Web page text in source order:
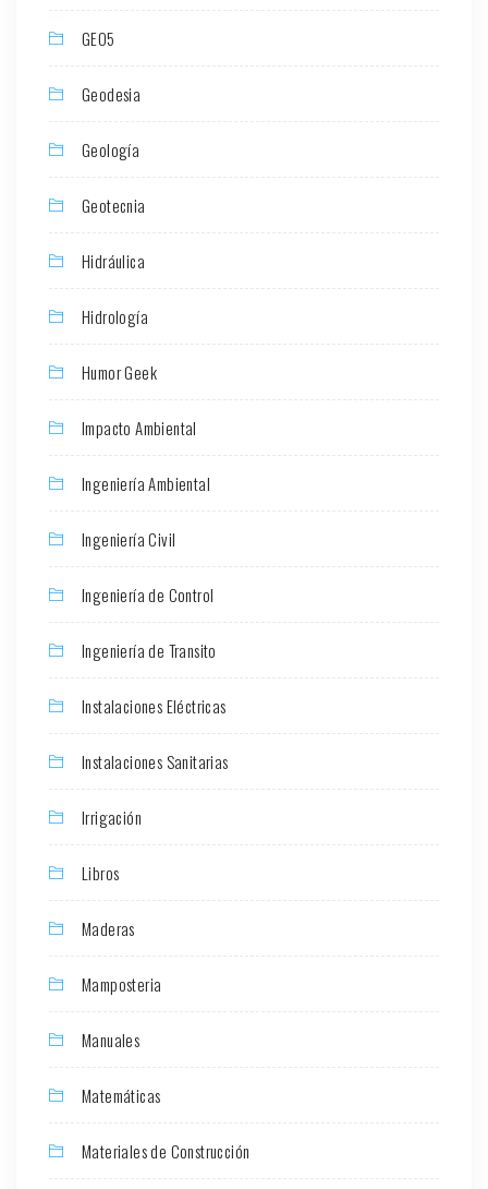
GEO5
Geodesia
Geología
Geotecnia
Hidráulica
Hidrología
Humor Geek
Impacto Ambiental
Ingeniería Ambiental
Ingeniería Civil
Ingeniería de Control
Ingeniería de Transito
Instalaciones Eléctricas
Instalaciones Sanitarias
Irrigación
Libros
Maderas
Mamposteria
Manuales
Matemáticas
Materiales de Construcción